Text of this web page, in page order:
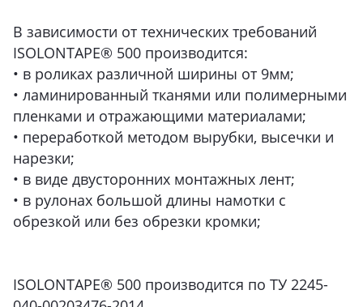
В зависимости от технических требований
ISOLONTAPE® 500 производится:
• в роликах различной ширины от 9мм;
• ламинированный тканями или полимерными
пленками и отражающими материалами;
• переработкой методом вырубки, высечки и
нарезки;
• в виде двусторонних монтажных лент;
• в рулонах большой длины намотки с
обрезкой или без обрезки кромки;
ISOLONTAPE® 500 производится по ТУ 2245-